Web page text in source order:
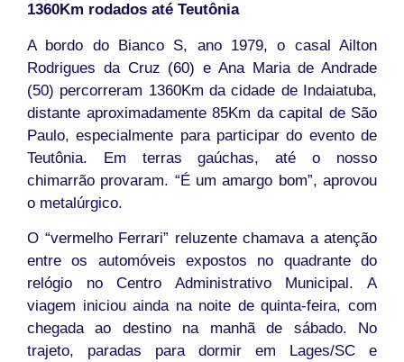
1360Km rodados até Teutônia
A bordo do Bianco S, ano 1979, o casal Ailton
Rodrigues da Cruz (60) e Ana Maria de Andrade
(50) percorreram 1360Km da cidade de Indaiatuba,
distante aproximadamente 85Km da capital de São
Paulo, especialmente para participar do evento de
Teutônia. Em terras gaúchas, até o nosso
chimarrão provaram. “É um amargo bom”, aprovou
o metalúrgico.
O “vermelho Ferrari” reluzente chamava a atenção
entre os automóveis expostos no quadrante do
relógio no Centro Administrativo Municipal. A
viagem iniciou ainda na noite de quinta-feira, com
chegada ao destino na manhã de sábado. No
trajeto, paradas para dormir em Lages/SC e